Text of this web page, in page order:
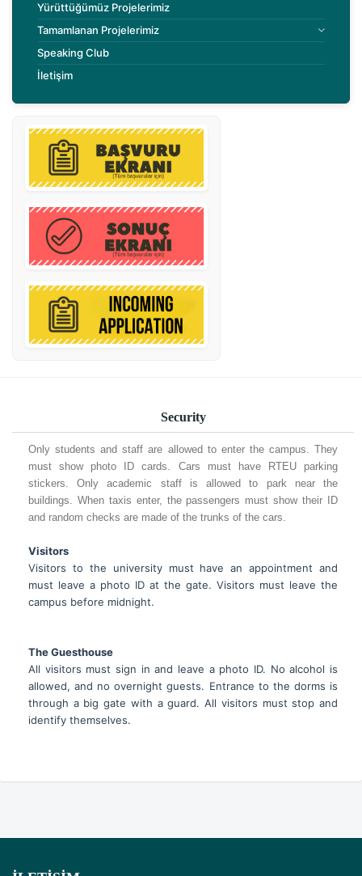
Yürüttüğümüz Projelerimiz
Tamamlanan Projelerimiz
Speaking Club
İletişim
Security
Only students and staff are allowed to enter the campus. They
must show photo ID cards. Cars must have RTEU parking
stickers. Only academic staff is allowed to park near the
buildings. When taxis enter, the passengers must show their ID
and random checks are made of the trunks of the cars.
Visitors
Visitors to the university must have an appointment and
must leave a photo ID at the gate. Visitors must leave the
campus before midnight.
The Guesthouse
All visitors must sign in and leave a photo ID. No alcohol is
allowed, and no overnight guests. Entrance to the dorms is
through a big gate with a guard. All visitors must stop and
identify themselves.